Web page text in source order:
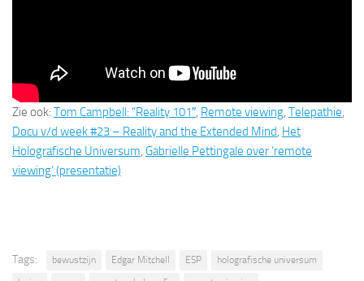
Zie ook: Tom Campbell: “Reality 101″, Remote viewing, Telepathie,
Docu v/d week #23 – Reality and the Extended Mind, Het
Holografische Universum, Gabrielle Pettingale over ‘remote
viewing’ (presentatie)
Tags: bewustzijn Edgar Mitchell ESP
holografische universum